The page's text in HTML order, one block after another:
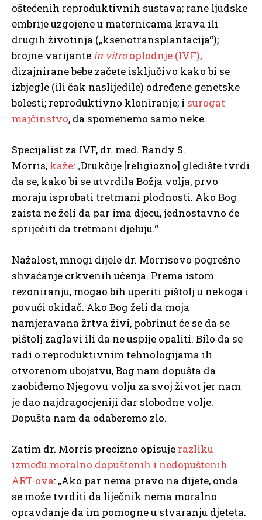
oštećenih reproduktivnih sustava; rane ljudske
embrije uzgojene u maternicama krava ili
drugih životinja („ksenotransplantacija“);
brojne varijantein vitrooplodnje (IVF);
dizajnirane bebe začete isključivo kako bi se
izbjegle (ili čak naslijedile) određene genetske
bolesti; reproduktivno kloniranje; i surogat
majčinstvo, da spomenemo samo neke.
Specijalist za IVF, dr. med. Randy S.
Morris, kaže: „Drukčije [religiozno] gledište tvrdi
da se, kako bi se utvrdila Božja volja, prvo
moraju isprobati tretmani plodnosti. Ako Bog
zaista ne želi da par ima djecu, jednostavno će
spriječiti da tretmani djeluju.“
Nažalost, mnogi dijele dr. Morrisovo pogrešno
shvaćanje crkvenih učenja. Prema istom
rezoniranju, mogao bih uperiti pištolj u nekoga i
povući okidač. Ako Bog želi da moja
namjeravana žrtva živi, ​​pobrinut će se da se
pištolj zaglavi ili da ne uspije opaliti. Bilo da se
radi o reproduktivnim tehnologijama ili
otvorenom ubojstvu, Bog nam dopušta da
zaobiđemo Njegovu volju za svoj život jer nam
je dao najdragocjeniji dar slobodne volje.
Dopušta nam da odaberemo zlo.
Zatim dr. Morris precizno opisuje razliku
između moralno dopuštenih i nedopuštenih
ART-ova: „Ako par nema pravo na dijete, onda
se može tvrditi da liječnik nema moralno
opravdanje da im pomogne u stvaranju djeteta.